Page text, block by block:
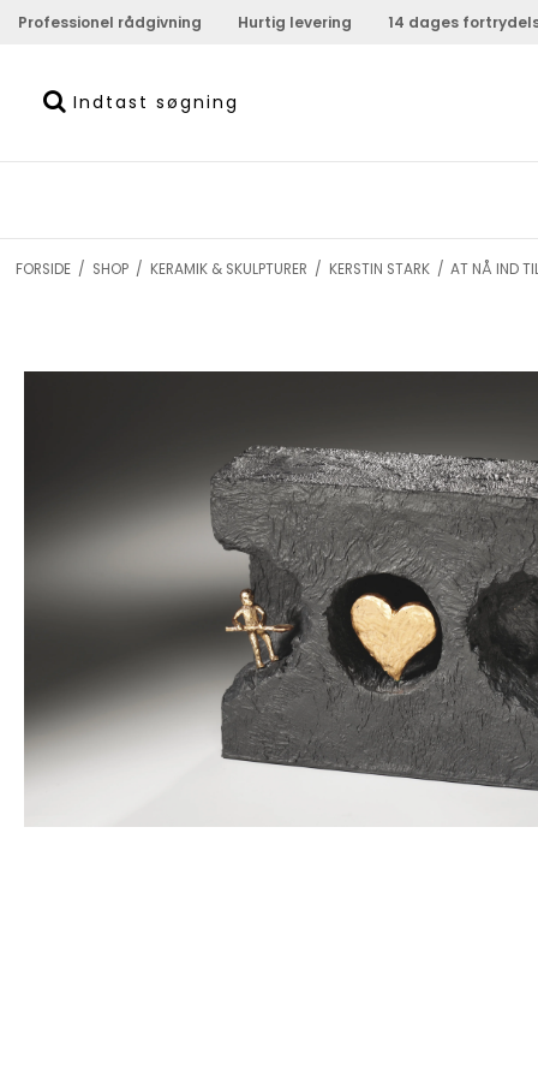
Professionel rådgivning Hurtig levering 14 dages
FORSIDE / SHOP / KERAMIK & SKULPTURER / KERSTIN STARK / AT NÅ IND